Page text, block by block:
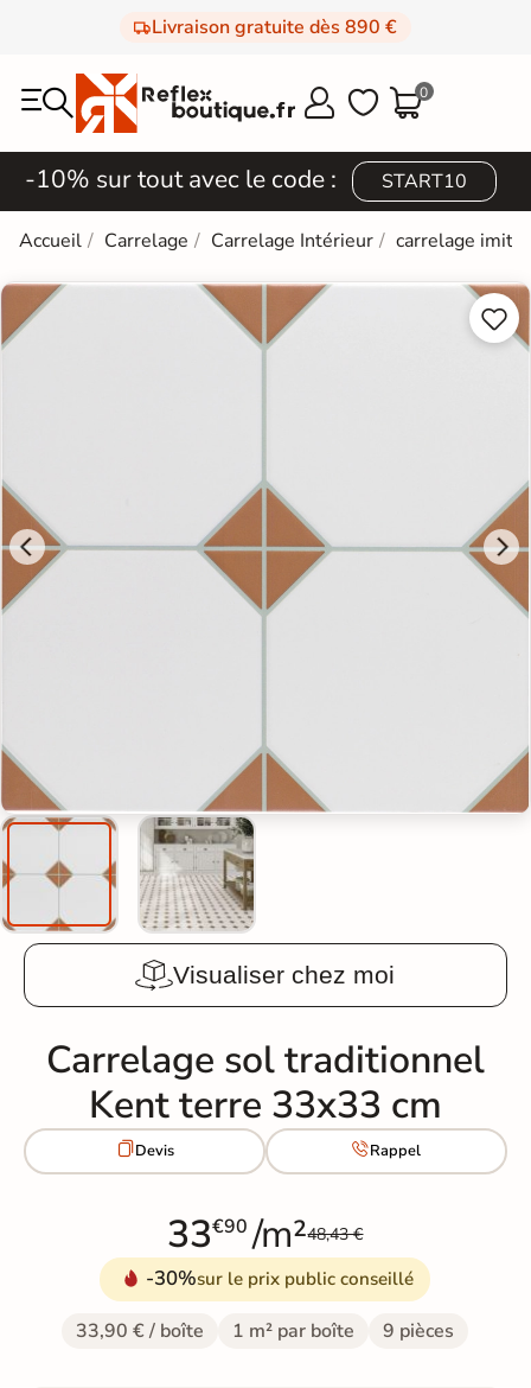
Livraison gratuite dès 890 €
  0
-10% sur tout avec le code : START10
Accueil Carrelage Carrelage Intérieur carrelage


Visualiser chez moi
Carrelage sol traditionnel
Kent terre 33x33 cm
Devis Rappel
33€90 /m²48,43 €
-30%sur le prix public conseillé
33,90 € / boîte 1 m² par boîte 9 pièces